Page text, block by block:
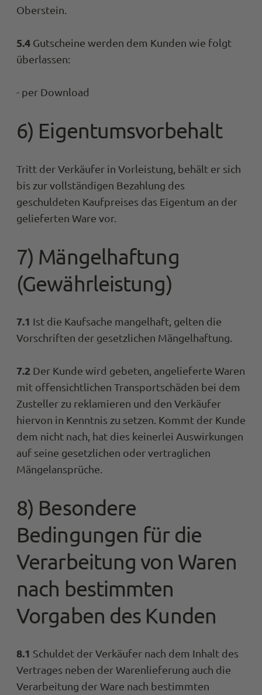
Oberstein.
5.4 Gutscheine werden dem Kunden wie folgt
überlassen:
- per Download
6) Eigentumsvorbehalt
Tritt der Verkäufer in Vorleistung, behält er sich
bis zur vollständigen Bezahlung des
geschuldeten Kaufpreises das Eigentum an der
gelieferten Ware vor.
7) Mängelhaftung
(Gewährleistung)
7.1 Ist die Kaufsache mangelhaft, gelten die
Vorschriften der gesetzlichen Mängelhaftung.
7.2 Der Kunde wird gebeten, angelieferte Waren
mit offensichtlichen Transportschäden bei dem
Zusteller zu reklamieren und den Verkäufer
hiervon in Kenntnis zu setzen. Kommt der Kunde
dem nicht nach, hat dies keinerlei Auswirkungen
auf seine gesetzlichen oder vertraglichen
Mängelansprüche.
8) Besondere
Bedingungen für die
Verarbeitung von Waren
nach bestimmten
Vorgaben des Kunden
8.1 Schuldet der Verkäufer nach dem Inhalt des
Vertrages neben der Warenlieferung auch die
Verarbeitung der Ware nach bestimmten
Trusted Shops
Teilen
Facebook
Anonymous
Trusted Shops
Alles super...Hose sitzt wie ne Eins.
Twitter
Holger D
Trusted Shops
Ohne Probleme. Die Ware ist gut und
Facebook
Alle Bewertungen Lesen